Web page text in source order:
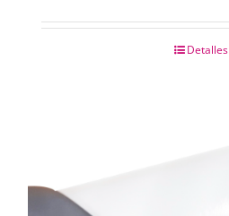
Detalles